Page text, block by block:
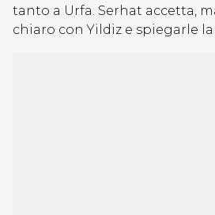
tanto a Urfa. Serhat accetta,
chiaro con Yildiz e spiegarle